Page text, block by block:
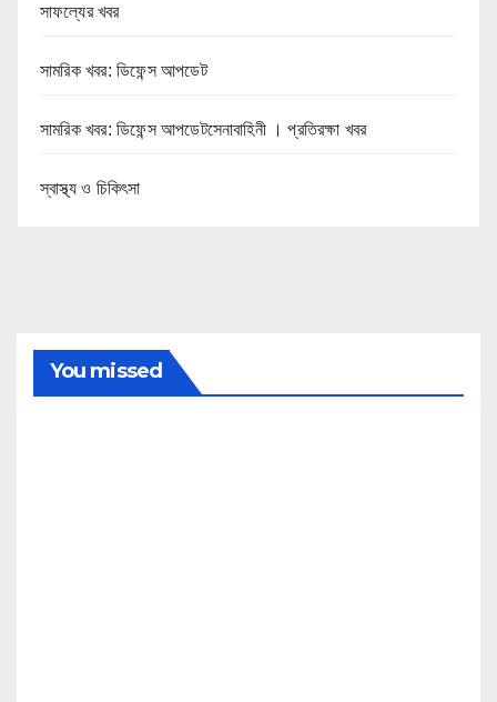
সাফল্যের খবর
সামরিক খবর: ডিফেন্স আপডেট
সামরিক খবর: ডিফেন্স আপডেটসেনাবাহিনী । প্রতিরক্ষা খবর
স্বাস্থ্য ও চিকিৎসা
You missed